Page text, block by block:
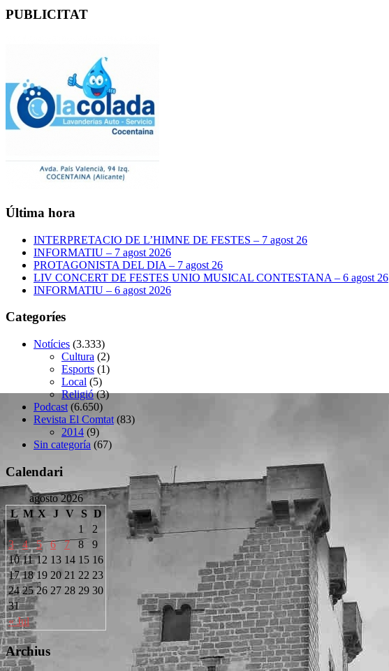
PUBLICITAT
Última hora
INTERPRETACIO DE L’HIMNE DE FESTES – 7 agost 26
INFORMATIU – 7 agost 2026
PROTAGONISTA DEL DIA – 7 agost 26
LIV CONCERT DE FESTES UNIO MUSICAL CONTESTANA – 6 agost 26
INFORMATIU – 6 agost 2026
Categoríes
Notícies (3.333)
Cultura (2)
Esports (1)
Local (5)
Religió(3)
Podcast (6.650)
Revista El Comtat (83)
2014 (9)
Sin categoría (67)
Calendari
agosto 2026
L M X J V S D
« Jul
1
2
3
4 5 6 7 8
9
10 11 12 13 14 15 16
17 18 19 20 21 22 23
24 25 26 27 28 29 30
31
Archius